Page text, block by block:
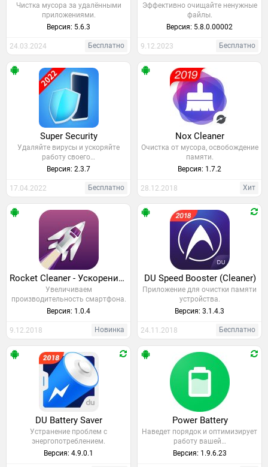
Чистка мусора за удалёнными
приложениями.
Версия: 5.6.3
24.03.2024 Бесплатно
Эффективно очищайте ненужные
файлы.
Версия: 5.8.0.00002
9.12.2023 Бесплатно
Super Security
Удаляйте вирусы и ускоряйте
работу своего…
Версия: 2.3.7
17.04.2022 Бесплатно
Nox Cleaner
Очистка от мусора, освобождение
памяти.
Версия: 1.7.2
28.12.2018 Хит
Rocket Cleaner - Ускорение и Очистка
Увеличиваем
производительность смартфона.
Версия: 1.0.4
9.12.2018 Новинка
DU Speed Booster (Cleaner)
Приложение для очистки памяти
устройства.
Версия: 3.1.4.3
24.11.2018 Бесплатно
DU Battery Saver
Устранение проблем с
энергопотреблением.
Версия: 4.9.0.1
Power Battery
Наведет порядок и оптимизирует
работу вашей…
Версия: 1.9.6.23